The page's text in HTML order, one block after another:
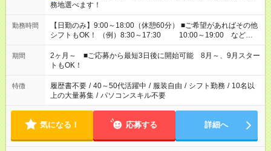
務地選べます！
勤務時間
【日勤のみ】9:00～18:00（休憩60分） ■ご希望があればその他
シフトもOK！ （例）8:30～17:30 10:00～19:00 など
「家族とお休みを合わせたい」 「余裕を持って夕飯の準備がし
たい」 「できれば残業はしたくない」 など、ご希望があれば教
えてくださいね。 ※Wワーク希望の方へ 今ご覧のお仕事で希望
する勤務時間と、もう1つのお仕事の勤務時間。 合計で週40時
間を超える場合は応募できません
期間
2ヶ月～ ■ご応募から最短3日後に開始可能 8月～、9月スター
トもOK！
特徴 履歴書不要 / 40～50代活躍中 / 服装自由 / シフト勤務 / 10名以
上の大量募集 / パソコンスキル不要
気になる！ 応募する 詳細へ